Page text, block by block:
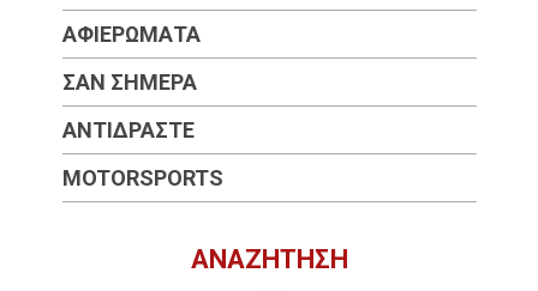
ΑΦΙΕΡΏΜΑΤΑ
ΣΑΝ ΣΉΜΕΡΑ
ΑΝΤΙΔΡΆΣΤΕ
MOTORSPORTS
ΑΝΑΖΉΤΗΣΗ